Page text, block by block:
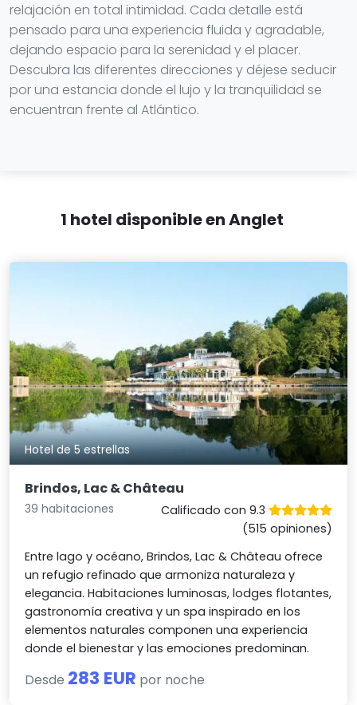
relajación en total intimidad. Cada detalle está
pensado para una experiencia fluida y agradable,
dejando espacio para la serenidad y el placer.
Descubra las diferentes direcciones y déjese seducir
por una estancia donde el lujo y la tranquilidad se
encuentran frente al Atlántico.
1 hotel disponible en Anglet
Hotel de 5 estrellas
Brindos, Lac & Château
39 habitaciones
Calificado con 9.3
(515 opiniones)
Entre lago y océano, Brindos, Lac & Château ofrece
un refugio refinado que armoniza naturaleza y
elegancia. Habitaciones luminosas, lodges flotantes,
gastronomía creativa y un spa inspirado en los
elementos naturales componen una experiencia
donde el bienestar y las emociones predominan.
Desde 283 EUR por noche